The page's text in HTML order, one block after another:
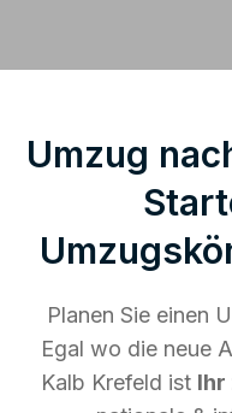
Umzug
Planen Sie einen
Egal wo die neue
Kalb Krefeld ist Ihr